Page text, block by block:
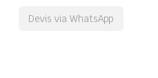
Devis via WhatsApp